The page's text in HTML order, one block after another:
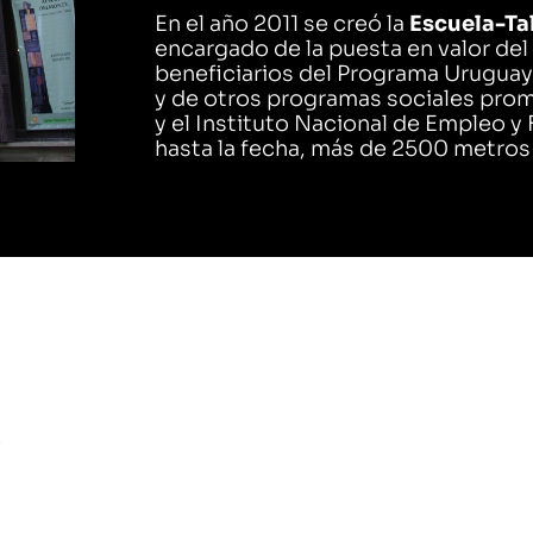
En el año 2011 se creó la Escuela-
encargado de la puesta en valor
beneficiarios del Programa
y de otros programas sociales
y el Instituto Nacional de Empleo y
hasta la fecha, más de 2500